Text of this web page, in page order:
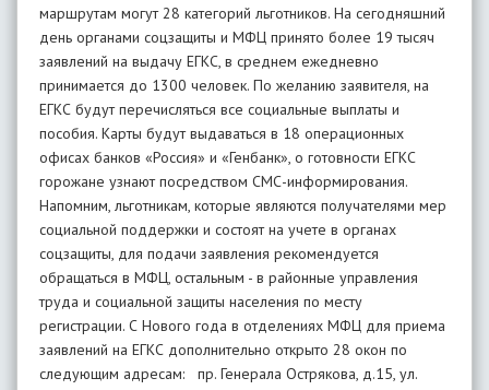
маршрутам могут 28 категорий льготников. На сегодняшний
день органами соцзащиты и МФЦ принято более 19 тысяч
заявлений на выдачу ЕГКС, в среднем ежедневно
принимается до 1300 человек. По желанию заявителя, на
ЕГКС будут перечисляться все социальные выплаты и
пособия. Карты будут выдаваться в 18 операционных
офисах банков «Россия» и «Генбанк», о готовности ЕГКС
горожане узнают посредством СМС-информирования.
Напомним, льготникам, которые являются получателями мер
социальной поддержки и состоят на учете в органах
соцзащиты, для подачи заявления рекомендуется
обращаться в МФЦ, остальным - в районные управления
труда и социальной защиты населения по месту
регистрации. С Нового года в отделениях МФЦ для приема
заявлений на ЕГКС дополнительно открыто 28 окон по
следующим адресам: пр. Генерала Острякова, д.15, ул.